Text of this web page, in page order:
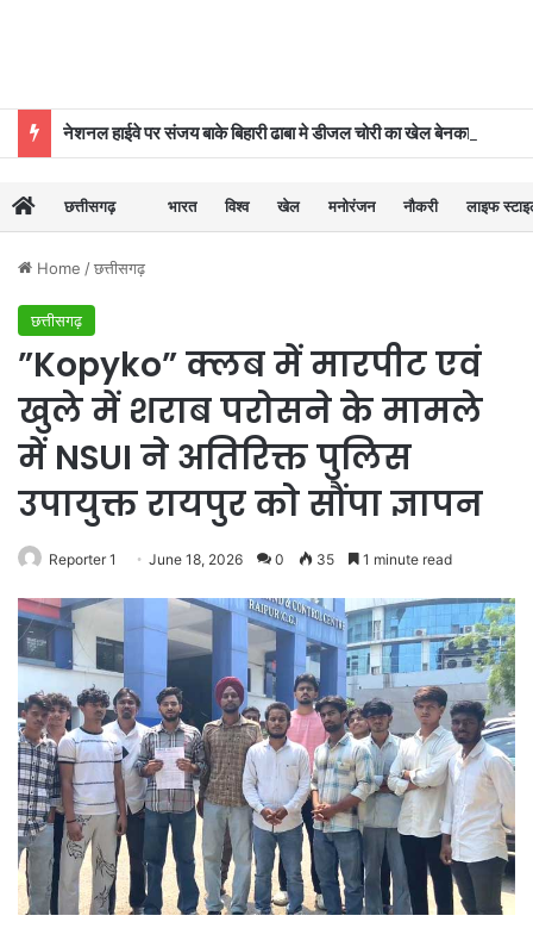
छत्तीसगढ़ भारत विश्व खेल मनोरंजन नौकरी लाइफ
Home /छत्तीसगढ़
छत्तीसगढ़
”Kopyko” क्लब में मारपीट एवं
खुले में शराब परोसने के मामले
में NSUI ने अतिरिक्त पुलिस
उपायुक्त रायपुर को सौंपा ज्ञापन
Reporter 1 June 18, 2026 0 35 1 minute read